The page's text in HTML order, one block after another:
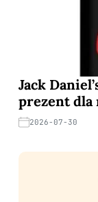
Jack
prezent dla
2026-07-30